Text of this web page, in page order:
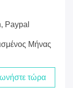
Paypal
Μήνας
τώρα